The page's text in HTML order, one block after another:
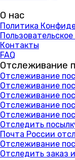
О нас
Политика
Контакты
FAQ
Отслеживание
Отслеживание
Отслеживание
Отслеживание
Отслеживание
Отслеживание
Отследить
Почта России
Отслеживание
Отследить заказ